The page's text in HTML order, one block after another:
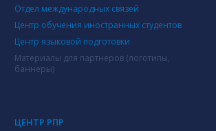
Отдел международных связей
Центр обучения иностранных студентов
Центр языковой подготовки
Материалы для партнеров (логотипы,
баннеры)
ЦЕНТР РПР